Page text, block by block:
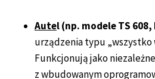
Autel (np. modele TS 608,
urządzenia typu „wszystko
Funkcjonują jako
z wbudowanym